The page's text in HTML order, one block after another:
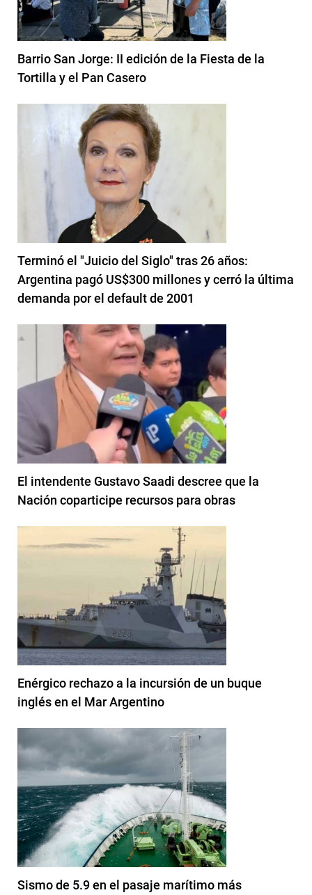
Barrio San Jorge: II edición de la Fiesta de la
Tortilla y el Pan Casero
Terminó el "Juicio del Siglo" tras 26 años:
Argentina pagó US$300 millones y cerró la última
demanda por el default de 2001
El intendente Gustavo Saadi descree que la
Nación coparticipe recursos para obras
Enérgico rechazo a la incursión de un buque
inglés en el Mar Argentino
Sismo de 5.9 en el pasaje marítimo más